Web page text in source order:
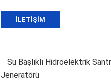
İLETIŞIM
Su Başlıklı Hidroelektrik
Jeneratörü